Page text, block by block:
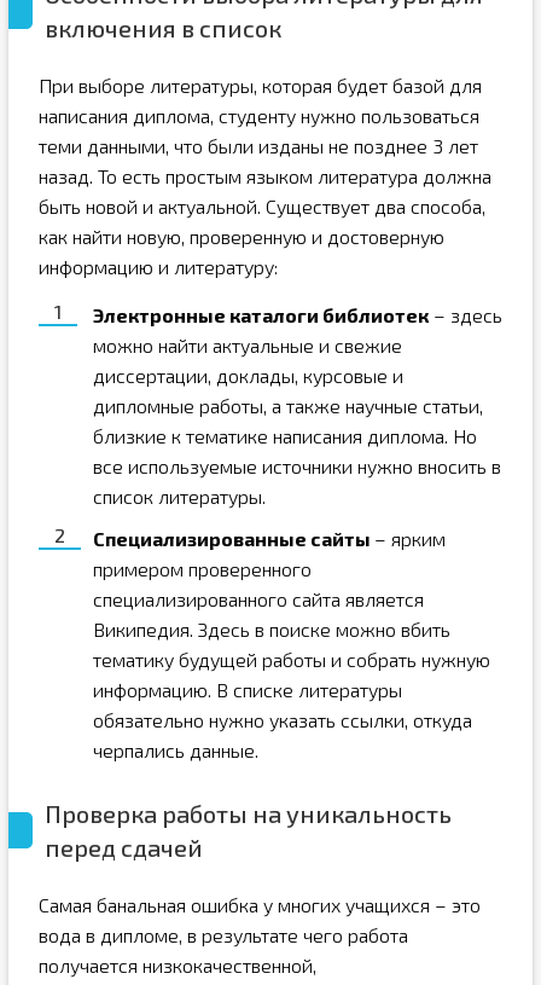
включения в список
При выборе литературы, которая будет базой для
написания диплома, студенту нужно пользоваться
теми данными, что были изданы не позднее 3 лет
назад. То есть простым языком литература должна
быть новой и актуальной. Существует два способа,
как найти новую, проверенную и достоверную
информацию и литературу:
Электронные каталоги библиотек– здесь
можно найти актуальные и свежие
диссертации, доклады, курсовые и
дипломные работы, а также научные статьи,
близкие к тематике написания диплома. Но
все используемые источники нужно вносить в
список литературы.
Специализированные сайты – ярким
примером проверенного
специализированного сайта является
Википедия. Здесь в поиске можно вбить
тематику будущей работы и собрать нужную
информацию. В списке литературы
обязательно нужно указать ссылки, откуда
черпались данные.
Проверка работы на уникальность
перед сдачей
Самая банальная ошибка у многих учащихся – это
вода в дипломе, в результате чего работа
получается низкокачественной,